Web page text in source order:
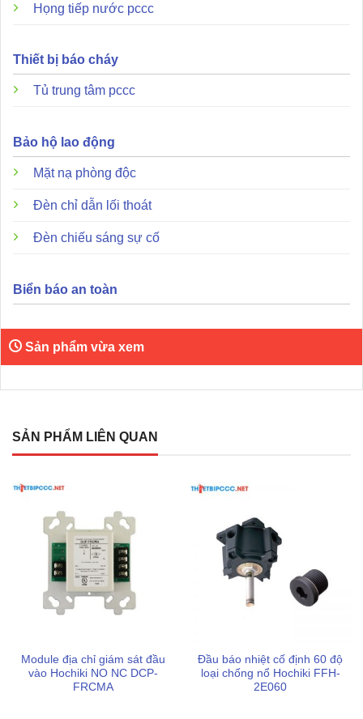
Khả năng chống nước tuyệt đối:
nước bắn trực tiếp hoặc trong môi trường bão hòa hơi
ẩm.
các xưởng luyện kim hay trạm năng lượng có nhiệt độ
môi trường cao.
lớp chống oxy hóa giúp tăng tuổi thọ thiết bị trong môi
trường hóa chất ăn mòn.
việc sử dụng đầu báo ngưỡng 100 độ C giúp hệ thống
hoạt động ổn định hơn đáng kể so với các dòng 60 độ
tức thời.
W27021-6-1-080
W27021-6-1-090
Lời khuyên khi lắp đặt và sử dụng
Để hệ thống báo cháy vận hành trơn tru và đảm bảo an
toàn tối đa cho tài sản, người dùng cần lưu ý một số vấn
đề quan trọng sau:
nguy cơ cháy nổ nhiệt độ cao.
Đảm bảo kỹ thuật:
Việc đấu nối dây dẫn 200mm cần
Họng tiếp nước pccc
Thiết bị báo cháy
Tủ trung tâm pccc
Bảo hộ lao động
Mặt nạ phòng độc
Đèn chỉ dẫn lối thoát
Đèn chiếu sáng sự cố
Biển báo an toàn
Sản phẩm vừa xem
SẢN PHẨM LIÊN QUAN
Module địa chỉ giám sát đầu
vào Hochiki NO NC DCP-
FRCMA
Đầu báo nhiệt cố định 60 độ
loại chống nổ Hochiki FFH-
2E060